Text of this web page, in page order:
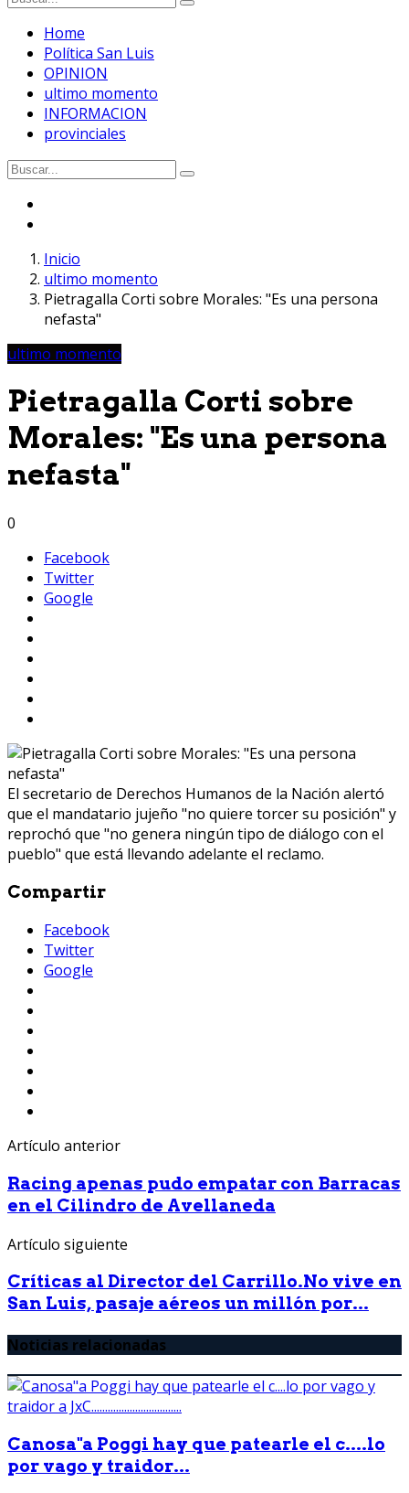
Home
Política San Luis
OPINION
ultimo momento
INFORMACION
provinciales
Inicio
ultimo momento
Pietragalla Corti sobre Morales: "Es una persona
nefasta"
ultimo momento
Pietragalla Corti sobre
Morales: "Es una persona
nefasta"
0
Facebook
Twitter
Google
El secretario de Derechos Humanos de la Nación alertó
que el mandatario jujeño "no quiere torcer su posición" y
reprochó que "no genera ningún tipo de diálogo con el
pueblo" que está llevando adelante el reclamo.
Compartir
Facebook
Twitter
Google
Artículo anterior
Racing apenas pudo empatar con Barracas
en el Cilindro de Avellaneda
Artículo siguiente
Críticas al Director del Carrillo.No vive en
San Luis, pasaje aéreos un millón por...
Noticias relacionadas
Canosa"a Poggi hay que patearle el c....lo
por vago y traidor...